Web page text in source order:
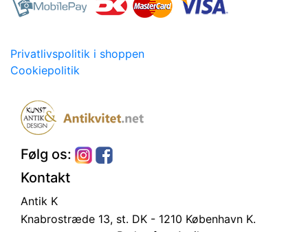
Privatlivspolitik i shoppen
Cookiepolitik
Følg os:
Kontakt
Antik K
Knabrostræde 13, st. DK - 1210 København K.